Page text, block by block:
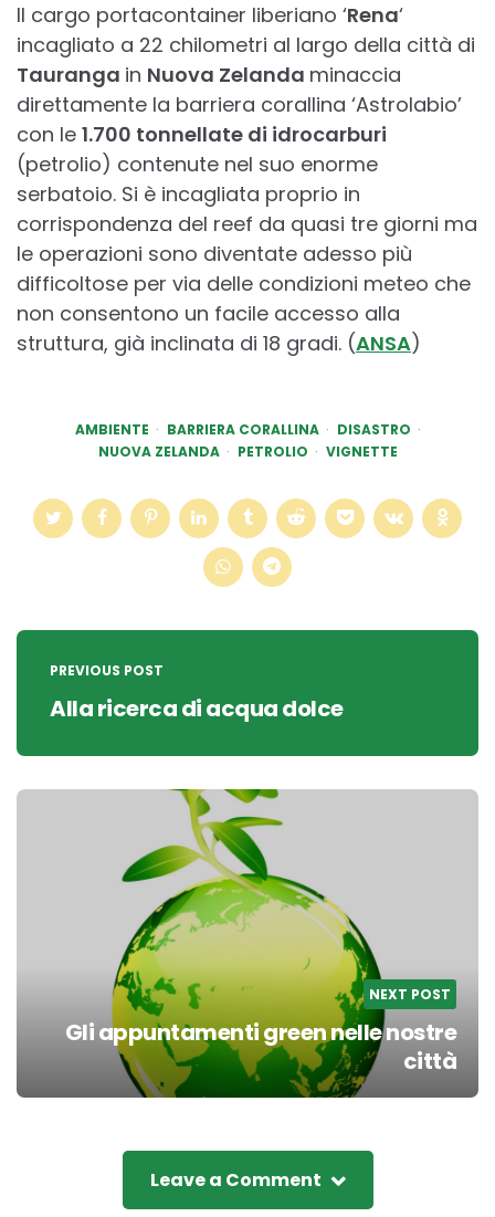
Il cargo portacontainer liberiano ‘Rena‘
incagliato a 22 chilometri al largo della città di
Tauranga in Nuova Zelanda minaccia
direttamente la barriera corallina ‘Astrolabio’
con le 1.700 tonnellate di idrocarburi
(petrolio) contenute nel suo enorme
serbatoio. Si è incagliata proprio in
corrispondenza del reef da quasi tre giorni ma
le operazioni sono diventate adesso più
difficoltose per via delle condizioni meteo che
non consentono un facile accesso alla
struttura, già inclinata di 18 gradi. (ANSA)
AMBIENTE BARRIERA CORALLINA
DISASTRO
NUOVA ZELANDA
PETROLIO VIGNETTE
Post
navigation
PREVIOUS POST
Alla ricerca di acqua dolce
NEXT POST
Gli appuntamenti green nelle nostre
città
Leave a Comment